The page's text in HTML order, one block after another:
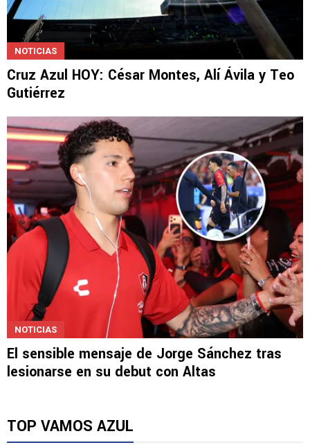
NOTICIAS
Cruz Azul HOY: César Montes, Alí Ávila y Teo
Gutiérrez
NOTICIAS
El sensible mensaje de Jorge Sánchez tras
lesionarse en su debut con Altas
TOP VAMOS AZUL